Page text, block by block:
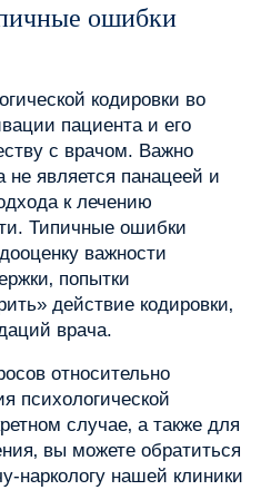
ошибки
кодировки во
пациента и его
с врачом. Важно
не является панацеей и
к лечению
Типичные ошибки
важности
попытки
действие кодировки‚
врача.
относительно
психологической
случае‚ а также для
вы можете обратиться
наркологу нашей клиники